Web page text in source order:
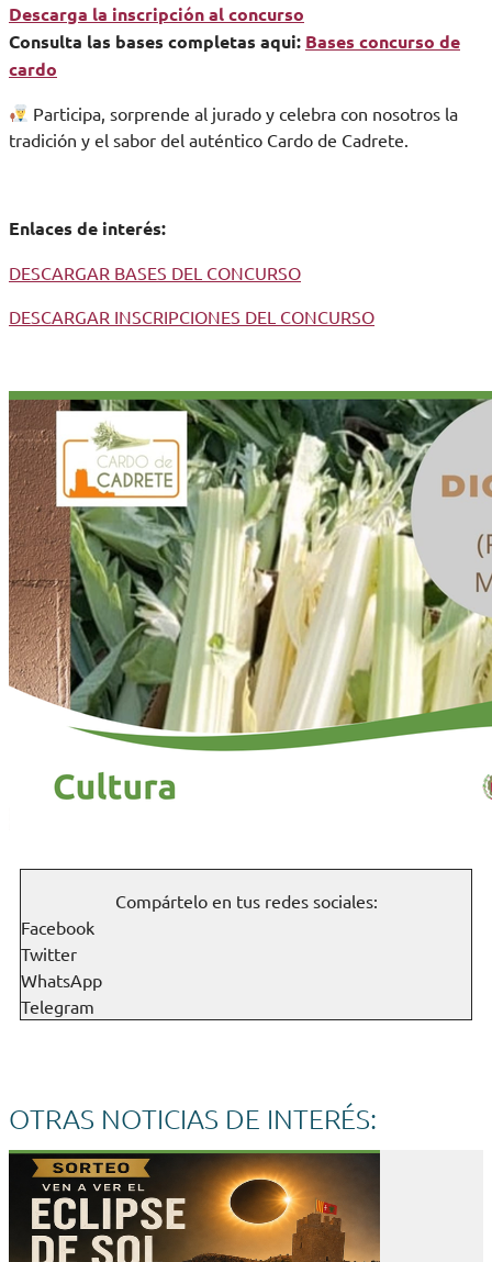
Descarga la inscripción al concurso
Consulta las bases completas aqui: Bases concurso de
cardo
Participa, sorprende al jurado y celebra con nosotros la
tradición y el sabor del auténtico Cardo de Cadrete.
Enlaces de interés:
DESCARGAR BASES DEL CONCURSO
DESCARGAR INSCRIPCIONES DEL CONCURSO
Compártelo en tus redes sociales:
Facebook
Twitter
WhatsApp
Telegram
OTRAS NOTICIAS DE INTERÉS: